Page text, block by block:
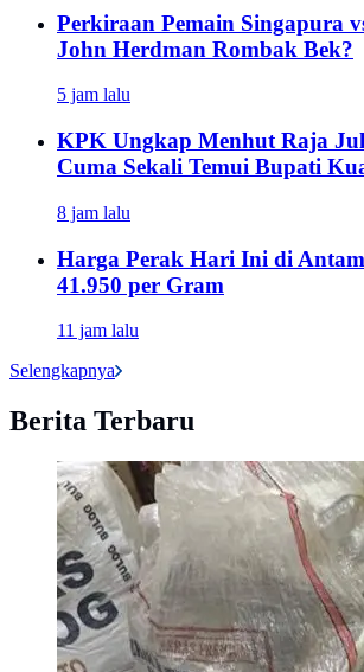
Perkiraan Pemain Singapura
John Herdman Rombak Bek?
5 jam lalu
KPK Ungkap Menhut Raja
Cuma Sekali Temui Bupati
8 jam lalu
Harga Perak Hari Ini di
41.950 per Gram
11 jam lalu
Selengkapnya
Berita Terbaru